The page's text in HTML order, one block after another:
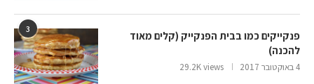
3
פנקייקים כמו בבית הפנקייק (קלים מאוד
להכנה)
4 באוקטובר 2017 29.2K views